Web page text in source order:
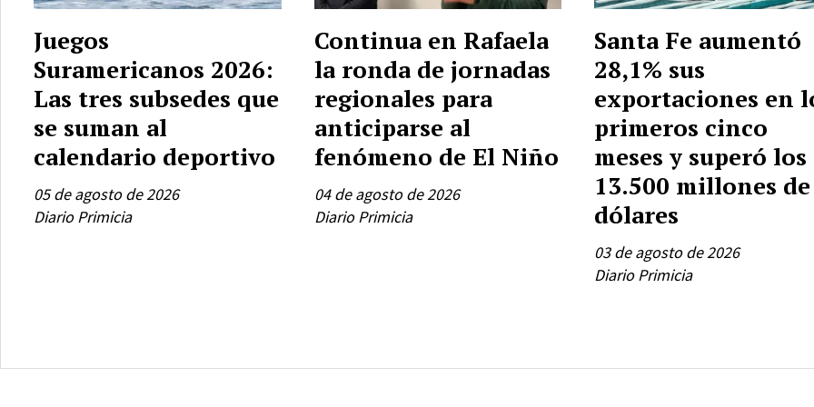
Juegos
Suramericanos 2026:
Las tres subsedes que
se suman al
calendario deportivo
Diario Primicia
05 de agosto de 2026
Continua en Rafaela
la ronda de jornadas
regionales para
anticiparse al
fenómeno de El Niño
Diario Primicia
04 de agosto de 2026
Santa Fe aumentó
28,1% sus
exportaciones en
primeros cinco
meses y superó los
13.500 millones de
dólares
Diario Primicia
03 de agosto de 2026